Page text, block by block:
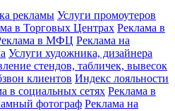
рекламы Услуги промоутеров
в Торговых Центрах Реклама в
в МФЦ Реклама на
Услуги художника, дизайнера
стендов, табличек, вывесок
клиентов Индекс лояльности
в социальных сетях Реклама в
фотограф Реклама на